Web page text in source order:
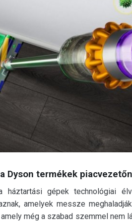
Dyson termékek
gépek technológiai
amelyek messze
még a szabad szemmel nem